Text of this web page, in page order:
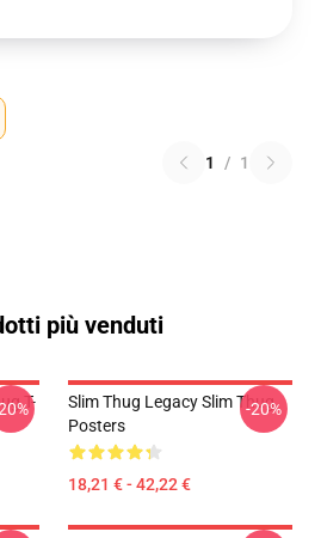
1 / 1
più venduti
T-
Slim Thug Legacy Slim Thug
Posters
18,21 € - 42,22 €
-20%